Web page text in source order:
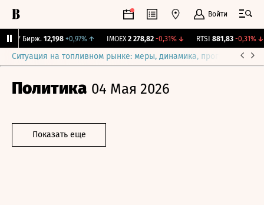
Войти
CNY Бирж. 12,198 +0,97%↑ IMOEX 2 278,82 -0,31% ↓ RTSI 881,83 -0,31% ↓
Ситуация на топливном рынке: меры, динамика, прогнозы
Политика 04 Мая 2026
Показать еще